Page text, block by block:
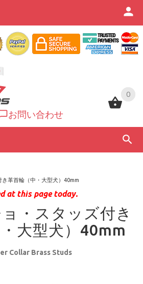
0
お問い合わせ
0
革首輪（中・大型犬）40mm
at this page today.
・スタッズ付き
大型犬）40mm
Collar Brass Studs